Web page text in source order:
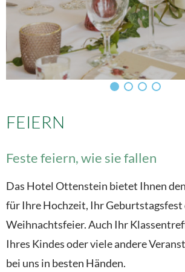
FEIERN
Feste feiern, wie sie fallen
Das Hotel Ottenstein bietet Ihnen
für Ihre Hochzeit, Ihr Geburtstagsfest
Weihnachtsfeier. Auch Ihr
Ihres Kindes oder viele andere
bei uns in besten Händen.